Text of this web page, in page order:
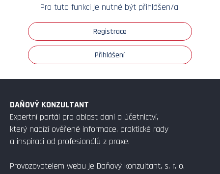
Pro tuto funkci je nutné být přihlášen/a.
Registrace
Přihlášení
DAŇOVÝ KONZULTANT
Expertní portál pro oblast daní a účetnictví,
který nabízí ověřené informace, praktické rady
a inspiraci od profesionálů z praxe.
Provozovatelem webu je Daňový konzultant, s. r. o.